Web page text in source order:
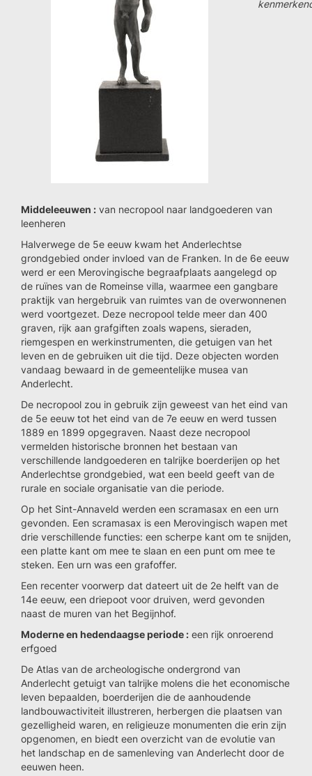
Middeleeuwen : van necropool naar landgoederen van
leenheren
Halverwege de 5e eeuw kwam het Anderlechtse
grondgebied onder invloed van de Franken. In de 6e eeuw
werd er een Merovingische begraafplaats aangelegd op
de ruïnes van de Romeinse villa, waarmee een gangbare
praktijk van hergebruik van ruimtes van de overwonnenen
werd voortgezet. Deze necropool telde meer dan 400
graven, rijk aan grafgiften zoals wapens, sieraden,
riemgespen en werkinstrumenten, die getuigen van het
leven en de gebruiken uit die tijd. Deze objecten worden
vandaag bewaard in de gemeentelijke musea van
Anderlecht.
De necropool zou in gebruik zijn geweest van het eind van
de 5e eeuw tot het eind van de 7e eeuw en werd tussen
1889 en 1899 opgegraven. Naast deze necropool
vermelden historische bronnen het bestaan van
verschillende landgoederen en talrijke boerderijen op het
Anderlechtse grondgebied, wat een beeld geeft van de
rurale en sociale organisatie van die periode.
Op het Sint-Annaveld werden een scramasax en een urn
gevonden. Een scramasax is een Merovingisch wapen met
drie verschillende functies: een scherpe kant om te snijden,
een platte kant om mee te slaan en een punt om mee te
steken. Een urn was een grafoffer.
Een recenter voorwerp dat dateert uit de 2e helft van de
14e eeuw, een driepoot voor druiven, werd gevonden
naast de muren van het Begijnhof.
Moderne en hedendaagse periode : een rijk onroerend
erfgoed
De Atlas van de archeologische ondergrond van
Anderlecht getuigt van talrijke molens die het economische
leven bepaalden, boerderijen die de aanhoudende
landbouwactiviteit illustreren, herbergen die plaatsen van
gezelligheid waren, en religieuze monumenten die erin zijn
opgenomen, en biedt een overzicht van de evolutie van
het landschap en de samenleving van Anderlecht door de
eeuwen heen.